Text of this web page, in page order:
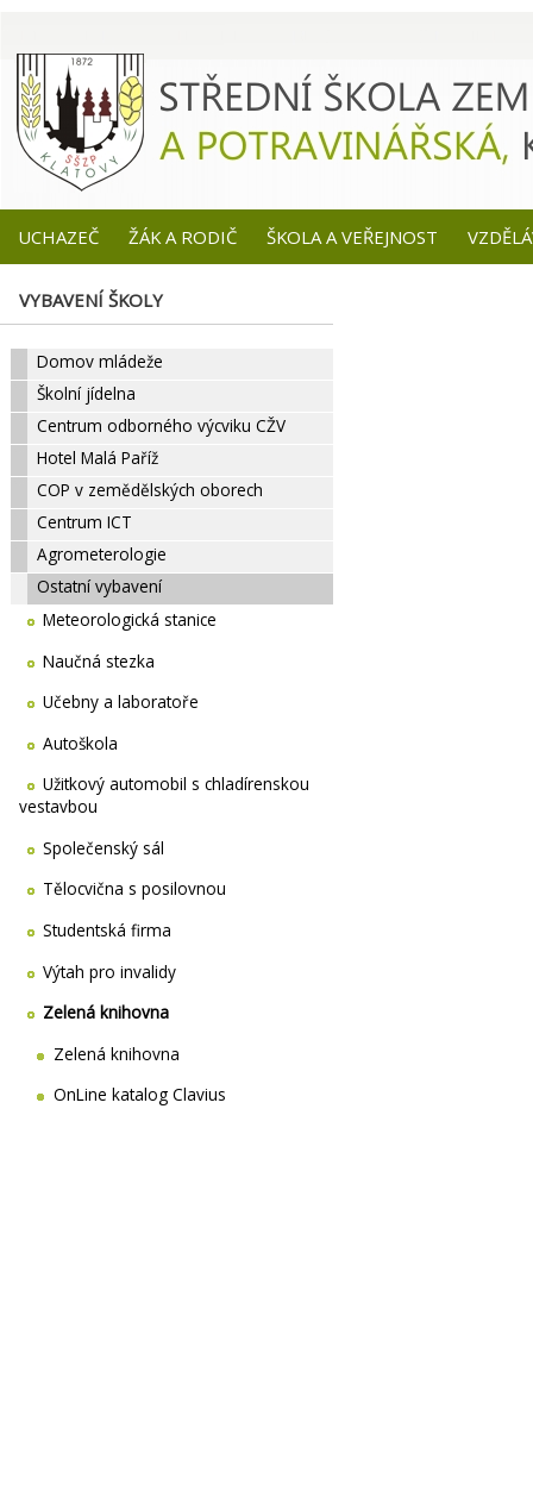
UCHAZEČ ŽÁK A RODIČ ŠKOLA A VEŘEJNOST
VYBAVENÍ ŠKOLY
Domov mládeže
Školní jídelna
Centrum odborného výcviku CŽV
Hotel Malá Paříž
COP v zemědělských oborech
Centrum ICT
Agrometerologie
Ostatní vybavení
Meteorologická stanice
Naučná stezka
Učebny a laboratoře
Autoškola
Užitkový automobil s chladírenskou
vestavbou
Společenský sál
Tělocvična s posilovnou
Studentská firma
Výtah pro invalidy
Zelená knihovna
Zelená knihovna
OnLine katalog Clavius